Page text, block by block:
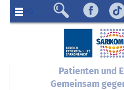
Menü
Patienten und
Gemeinsam